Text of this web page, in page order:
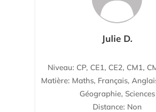
Julie D.
Niveau: CP, CE1, CE2, CM1,
Matière: Maths, Français,
Géographie, Sciences
Distance: Non